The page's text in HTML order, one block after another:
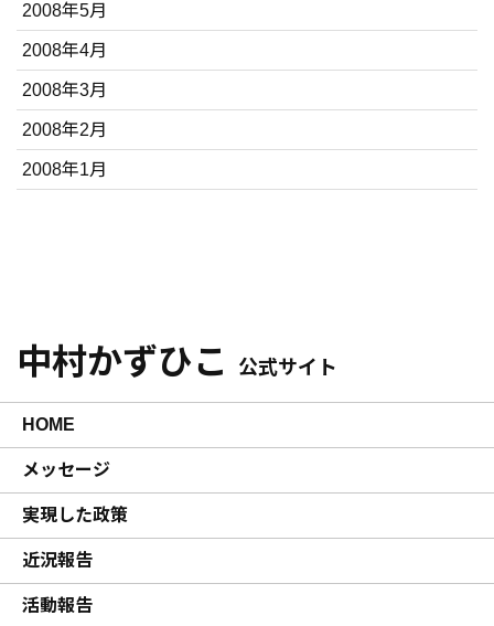
2008年5月
2008年4月
2008年3月
2008年2月
2008年1月
中村かずひこ 公式サイト
HOME
メッセージ
実現した政策
近況報告
活動報告